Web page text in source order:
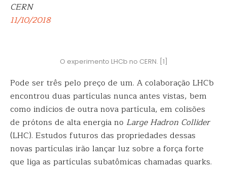
CERN
11/10/2018
O experimento LHCb no CERN. [1]
Pode ser três pelo preço de um. A colaboração LHCb
encontrou duas partículas nunca antes vistas, bem
como indícios de outra nova partícula, em colisões
de prótons de alta energia no Large Hadron Collider
(LHC). Estudos futuros das propriedades dessas
novas partículas irão lançar luz sobre a força forte
que liga as partículas subatômicas chamadas quarks.